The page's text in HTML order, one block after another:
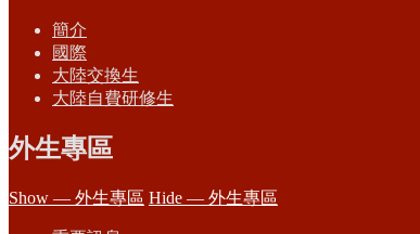
簡介
國際
大陸交換生
大陸自費研修生
外生專區
Show — 外生專區 Hide — 外生專區